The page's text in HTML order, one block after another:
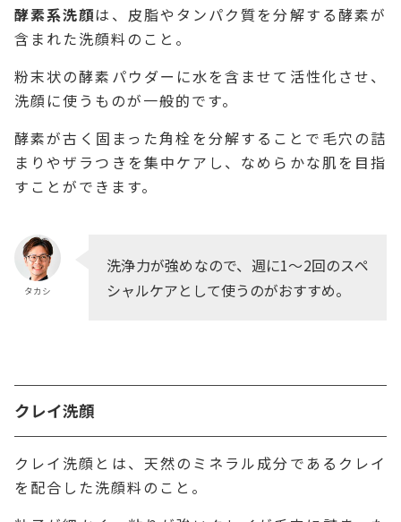
酵素系洗顔は、皮脂やタンパク質を分解する酵素が
含まれた洗顔料のこと。
粉末状の酵素パウダーに水を含ませて活性化させ、
洗顔に使うものが一般的です。
酵素が古く固まった角栓を分解することで毛穴の詰
まりやザラつきを集中ケアし、なめらかな肌を目指
すことができます。
タカシ
洗浄力が強めなので、週に1～2回のスペ
シャルケアとして使うのがおすすめ。
クレイ洗顔
クレイ洗顔とは、天然のミネラル成分であるクレイ
を配合した洗顔料のこと。